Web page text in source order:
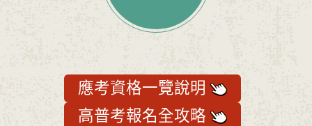
應考資格一覽說明
高普考報名全攻略